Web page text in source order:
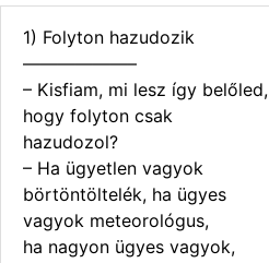
1) Folyton hazudozik
——————–
– Kisfiam, mi lesz így belőled,
hogy folyton csak
hazudozol?
– Ha ügyetlen vagyok
börtöntöltelék, ha ügyes
vagyok meteorológus,
ha nagyon ügyes vagyok,